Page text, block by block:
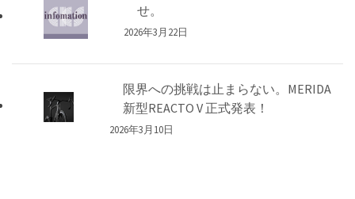
せ。
2026年3月22日
限界への挑戦は止まらない。MERIDA
新型REACTO V 正式発表！
2026年3月10日